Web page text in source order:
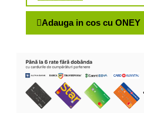
Adauga in cos cu ONEY